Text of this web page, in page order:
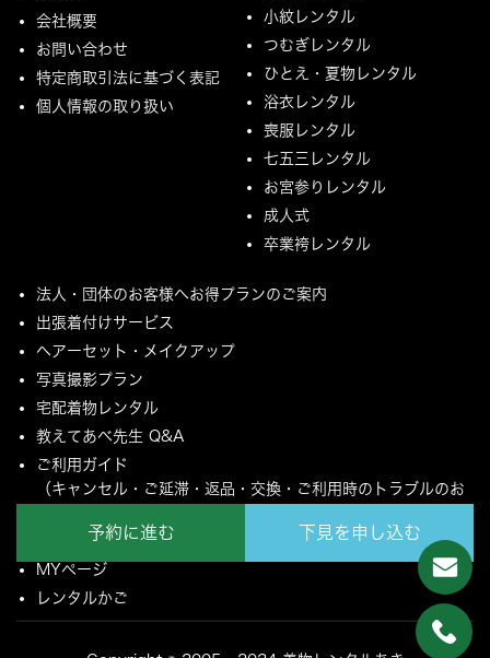
予約に進む 下見を申し込む
会社概要
お問い合わせ
特定商取引法に基づく表記
個人情報の取り扱い
小紋レンタル
つむぎレンタル
ひとえ・夏物レンタル
浴衣レンタル
喪服レンタル
七五三レンタル
お宮参りレンタル
成人式
卒業袴レンタル
法人・団体のお客様へお得プランのご案内
出張着付けサービス
ヘアーセット・メイクアップ
写真撮影プラン
宅配着物レンタル
教えてあべ先生 Q&A
ご利用ガイド
（キャンセル・ご延滞・返品・交換・ご利用時のトラブルのお
ご配送とご返却について
MYページ
レンタルかご